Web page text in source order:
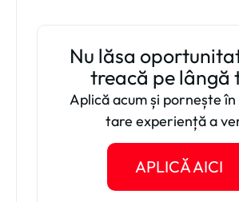
Nu lăsa
treacă pe lângă
Aplică acum și pornește în
tare experiență a
APLICĂ AICI